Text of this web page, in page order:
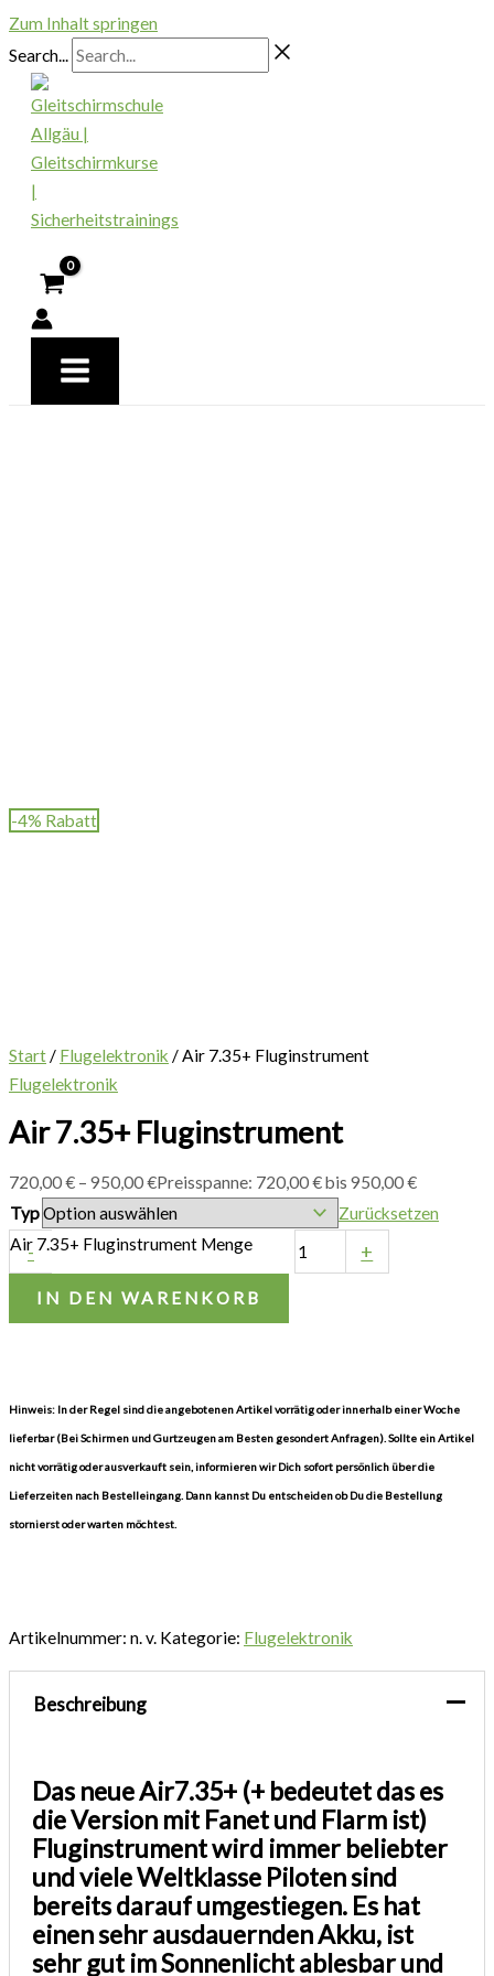
Zum Inhalt springen
Search...
-4% Rabatt
Start/ Flugelektronik / Air 7.35+ Fluginstrument
Flugelektronik
Air 7.35+ Fluginstrument
720,00€ – 950,00€Preisspanne: 720,00 € bis 950,00 €
Typ
Zurücksetzen
-
Air 7.35+ Fluginstrument Menge +
IN DEN WARENKORB
Hinweis: In der Regel sind die angebotenen Artikel vorrätig oder innerhalb einer Woche
lieferbar (Bei Schirmen und Gurtzeugen am Besten gesondert Anfragen). Sollte ein Artikel
nicht vorrätig oder ausverkauft sein, informieren wir Dich sofort persönlich über die
Lieferzeiten nach Bestelleingang. Dann kannst Du entscheiden ob Du die Bestellung
stornierst oder warten möchtest.
Artikelnummer: n. v. Kategorie: Flugelektronik
Beschreibung
Das neue Air7.35+ (+ bedeutet das es
die Version mit Fanet und Flarm ist)
Fluginstrument wird immer beliebter
und viele Weltklasse Piloten sind
bereits darauf umgestiegen. Es hat
einen sehr ausdauernden Akku, ist
sehr gut im Sonnenlicht ablesbar und